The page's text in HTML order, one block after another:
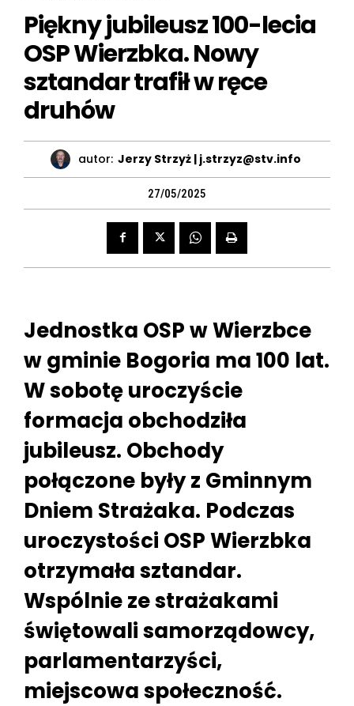
Piękny jubileusz 100-lecia
OSP Wierzbka. Nowy
sztandar trafił w ręce
druhów
autor: Jerzy Strzyż | j.strzyz@stv.info
27/05/2025
Jednostka OSP w Wierzbce
w gminie Bogoria ma 100 lat.
W sobotę uroczyście
formacja obchodziła
jubileusz. Obchody
połączone były z Gminnym
Dniem Strażaka. Podczas
uroczystości OSP Wierzbka
otrzymała sztandar.
Wspólnie ze strażakami
świętowali samorządowcy,
parlamentarzyści,
miejscowa społeczność.